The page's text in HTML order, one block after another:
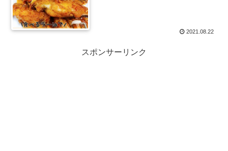
2021.08.22
スポンサーリンク